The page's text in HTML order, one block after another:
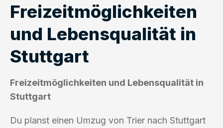
Freizeitmöglichkeiten
und Lebensqualität in
Stuttgart
Freizeitmöglichkeiten und Lebensqualität in
Stuttgart
Du planst einen Umzug von Trier nach Stuttgart